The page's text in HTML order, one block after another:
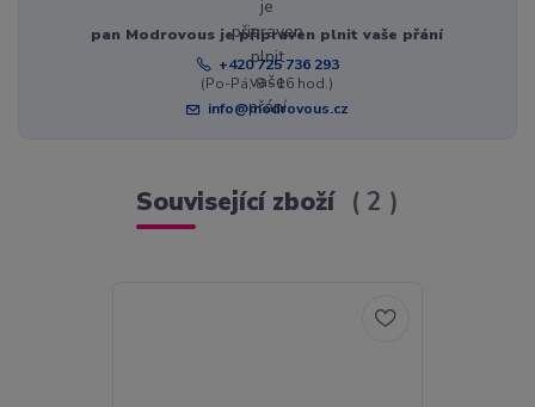
pan Modrovous je připraven plnit vaše přání
+420 725 736 293
(Po-Pá, 8 - 16 hod.)
info@modrovous.cz
Související zboží 2